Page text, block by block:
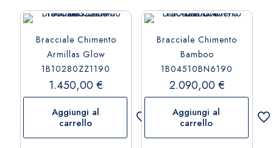
Le
possono
essere
scelte
nella
pagina
del
Bracciale Chimento
Armillas Glow
1B10280ZZ1190
1.450,00€
Aggiungi al
carrello
Bracciale Chimento
Bamboo
1B04510BN6190
2.090,00€
Aggiungi al
carrello